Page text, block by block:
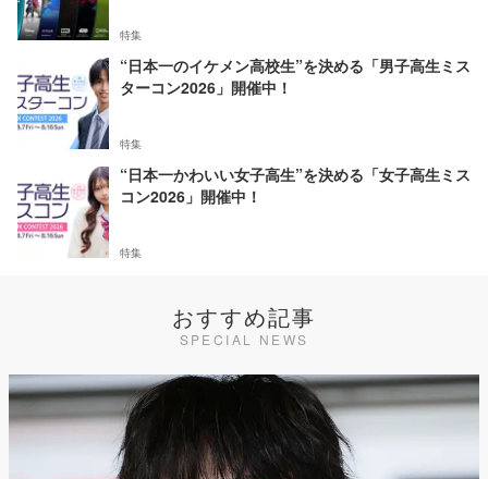
特集
“日本一のイケメン高校生”を決める「男子高生ミス
ターコン2026」開催中！
特集
“日本一かわいい女子高生”を決める「女子高生ミス
コン2026」開催中！
特集
おすすめ記事
SPECIAL NEWS